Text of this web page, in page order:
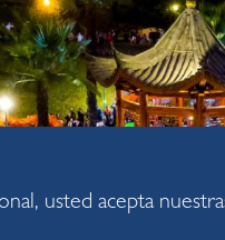
usted acepta